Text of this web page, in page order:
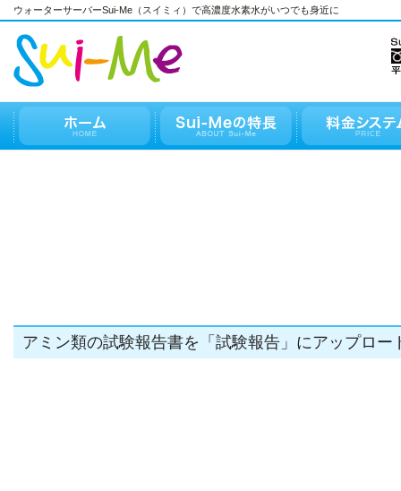
ウォーターサーバーSui-Me（スイミィ）で高濃度水素水がいつでも身近に
アミン類の試験報告書を「試験報告」にアップロー